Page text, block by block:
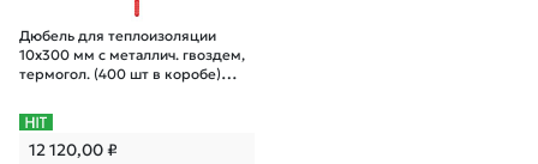
Дюбель для теплоизоляции
10х300 мм с металлич. гвоздем,
термогол. (400 шт в коробе)
12 120,00₽